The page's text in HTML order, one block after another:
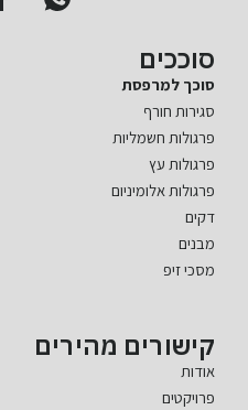
סוככים
סוכך למרפסת
סגירות חורף
פרגולות חשמליות
פרגולות עץ
פרגולות אלומיניום
דקים
מבנים
מסכי זיפ
קישורים מהירים
אודות
פרויקטים